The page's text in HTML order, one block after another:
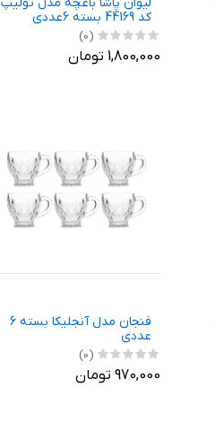
کد 44169 بسته 6عددی
(0)
1,800,000 تومان
فنجان مدل آنجلیکا بسته 6
عددی
(0)
970,000 تومان